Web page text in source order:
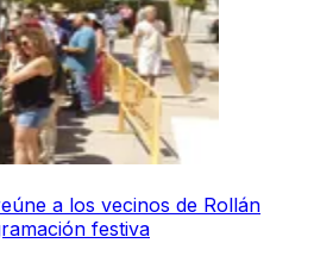
a los vecinos de Rollán
festiva